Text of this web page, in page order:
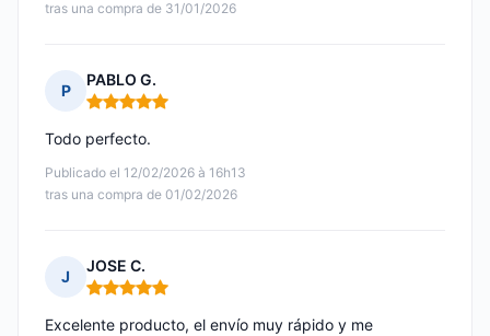
tras una compra de 31/01/2026
P
PABLO G.
Nota: 5 de 5
Publicado el 12/02/2026 à 16h13
tras una compra de 01/02/2026
Todo perfecto.
J
JOSE C.
Nota: 5 de 5
Excelente producto, el envío muy rápido y me